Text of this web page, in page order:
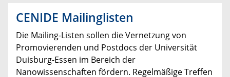
CENIDE Mailinglisten
Die Mailing-Listen sollen die Vernetzung von
Promovierenden und Postdocs der Universität
Duisburg-Essen im Bereich der
Nanowissenschaften fördern. Regelmäßige Treffen